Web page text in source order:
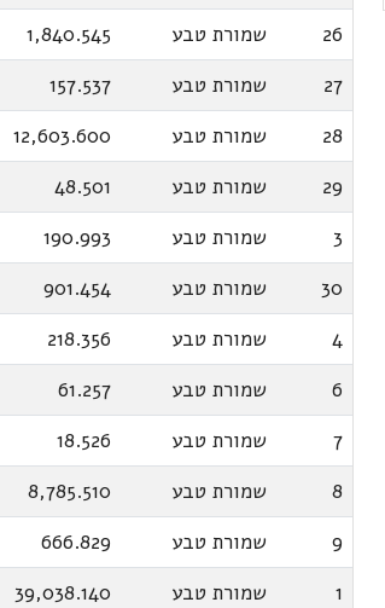
26
שמורת טבע
1,840.545
27
שמורת טבע
157.537
28
שמורת טבע
12,603.600
29
שמורת טבע
48.501
3
שמורת טבע
190.993
30
שמורת טבע
901.454
4
שמורת טבע
218.356
6
שמורת טבע
61.257
7
שמורת טבע
18.526
8
שמורת טבע
8,785.510
9
שמורת טבע
666.829
1
שמורת טבע
39,038.140